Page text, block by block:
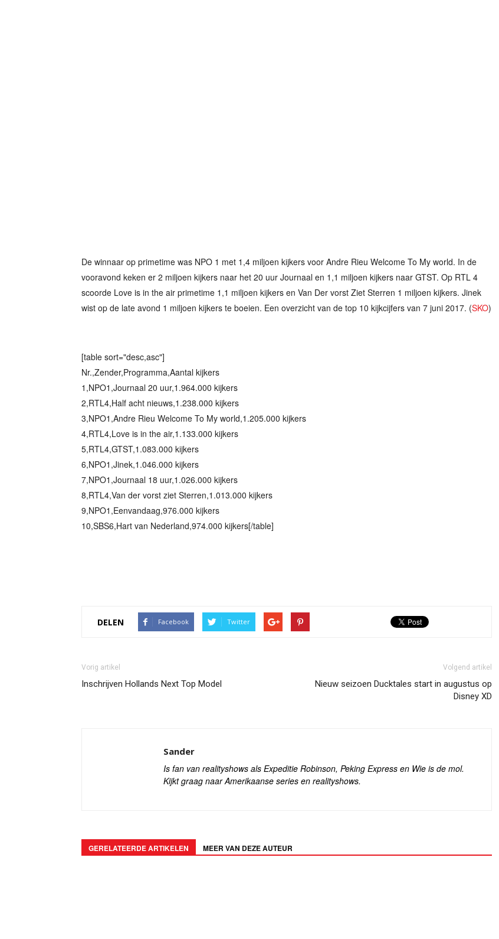
De winnaar op primetime was NPO 1 met 1,4 miljoen kijkers voor Andre Rieu Welcome To My world. In de
vooravond keken er 2 miljoen kijkers naar het 20 uur Journaal en 1,1 miljoen kijkers naar GTST. Op RTL 4
scoorde Love is in the air primetime 1,1 miljoen kijkers en Van Der vorst Ziet Sterren 1 miljoen kijkers. Jinek
wist op de late avond 1 miljoen kijkers te boeien. Een overzicht van de top 10 kijkcijfers van 7 juni 2017. (SKO)
[table sort="desc,asc"]
Nr.,Zender,Programma,Aantal kijkers
1,NPO1,Journaal 20 uur,1.964.000 kijkers
2,RTL4,Half acht nieuws,1.238.000 kijkers
3,NPO1,Andre Rieu Welcome To My world,1.205.000 kijkers
4,RTL4,Love is in the air,1.133.000 kijkers
5,RTL4,GTST,1.083.000 kijkers
6,NPO1,Jinek,1.046.000 kijkers
7,NPO1,Journaal 18 uur,1.026.000 kijkers
8,RTL4,Van der vorst ziet Sterren,1.013.000 kijkers
9,NPO1,Eenvandaag,976.000 kijkers
10,SBS6,Hart van Nederland,974.000 kijkers[/table]
DELEN Facebook Twitter
Vorig artikel
Inschrijven Hollands Next Top Model
Volgend artikel
Nieuw seizoen Ducktales start in augustus op
Disney XD
Sander
Is fan van realityshows als Expeditie Robinson, Peking Express en Wie is de mol.
Kijkt graag naar Amerikaanse series en realityshows.
GERELATEERDE ARTIKELEN MEER VAN DEZE AUTEUR